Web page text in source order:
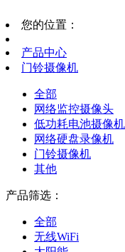
您的位置：
产品中心
门铃摄像机
全部
网络监控摄像头
低功耗电池摄像机
网络硬盘录像机
门铃摄像机
其他
产品筛选：
全部
无线WiFi